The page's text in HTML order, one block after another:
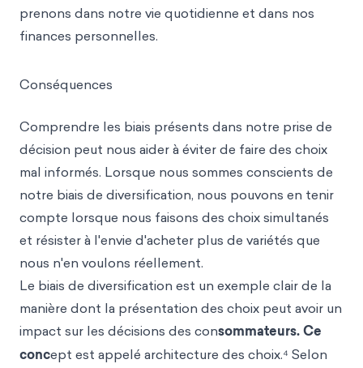
prenons dans notre vie quotidienne et dans nos
finances personnelles.
Conséquences
Comprendre les biais présents dans notre prise de
décision peut nous aider à éviter de faire des choix
mal informés. Lorsque nous sommes conscients de
notre biais de diversification, nous pouvons en tenir
compte lorsque nous faisons des choix simultanés
et résister à l'envie d'acheter plus de variétés que
nous n'en voulons réellement.
Le biais de diversification est un exemple clair de la
manière dont la présentation des choix peut avoir un
impact sur les décisions des consommateurs. Ce
concept est appelé architecture des choix.⁴ Selon